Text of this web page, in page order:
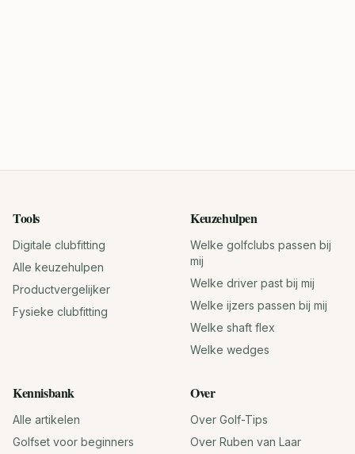
Tools
Digitale clubfitting
Alle keuzehulpen
Productvergelijker
Fysieke clubfitting
Keuzehulpen
Welke golfclubs passen bij
mij
Welke driver past bij mij
Welke ijzers passen bij mij
Welke shaft flex
Welke wedges
Kennisbank
Alle artikelen
Golfset voor beginners
Over
Over Golf-Tips
Over Ruben van Laar